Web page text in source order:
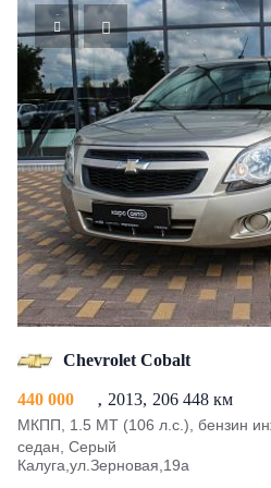
Chevrolet Cobalt
440 000 2013 206 448 км
МКПП, 1.5 MT (106 л.с.), бензин
седан, Серый
Калуга,ул.Зерновая,19а